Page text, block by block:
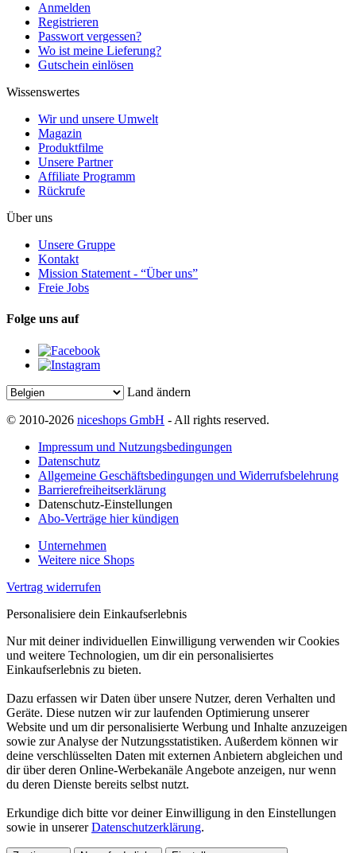
Anmelden
Registrieren
Passwort vergessen?
Wo ist meine Lieferung?
Gutschein einlösen
Wissenswertes
Wir und unsere Umwelt
Magazin
Produktfilme
Unsere Partner
Affiliate Programm
Rückrufe
Über uns
Unsere Gruppe
Kontakt
Mission Statement - “Über uns”
Freie Jobs
Folge uns auf
Land ändern
© 2010-2026 niceshops GmbH - All rights reserved.
Impressum und Nutzungsbedingungen
Datenschutz
Allgemeine Geschäftsbedingungen und Widerrufsbelehrung
Barrierefreiheitserklärung
Datenschutz-Einstellungen
Abo-Verträge hier kündigen
Unternehmen
Weitere nice Shops
Vertrag widerrufen
Personalisiere dein Einkaufserlebnis
Nur mit deiner individuellen Einwilligung verwenden wir Cookies
und weitere Technologien, um dir ein personalisiertes
Einkaufserlebnis zu bieten.
Dazu erfassen wir Daten über unsere Nutzer, deren Verhalten und
Geräte. Diese nutzen wir zur laufenden Optimierung unserer
Website und um dir personalisierte Werbung und Inhalte anzuzeigen
sowie zur Analyse der Nutzungsstatistiken. Außerdem können wir
deine verschlüsselten Daten mit externen Anbietern abgleichen und
dir über deren Online-Werbekanäle Angebote anzeigen, nur wenn
du deren Dienste bereits selbst nutzt.
Erkundige dich bitte vor deiner Einwilligung in den Einstellungen
sowie in unsererDatenschutzerklärung.